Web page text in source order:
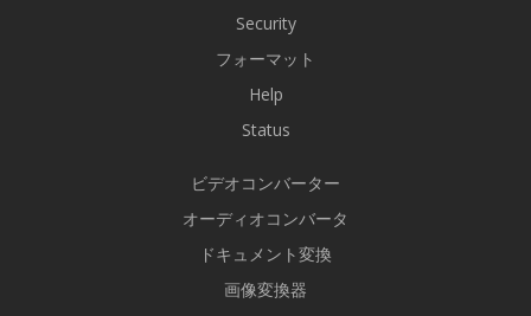
Security
フォーマット
Help
Status
ビデオコンバーター
オーディオコンバータ
ドキュメント変換
画像変換器